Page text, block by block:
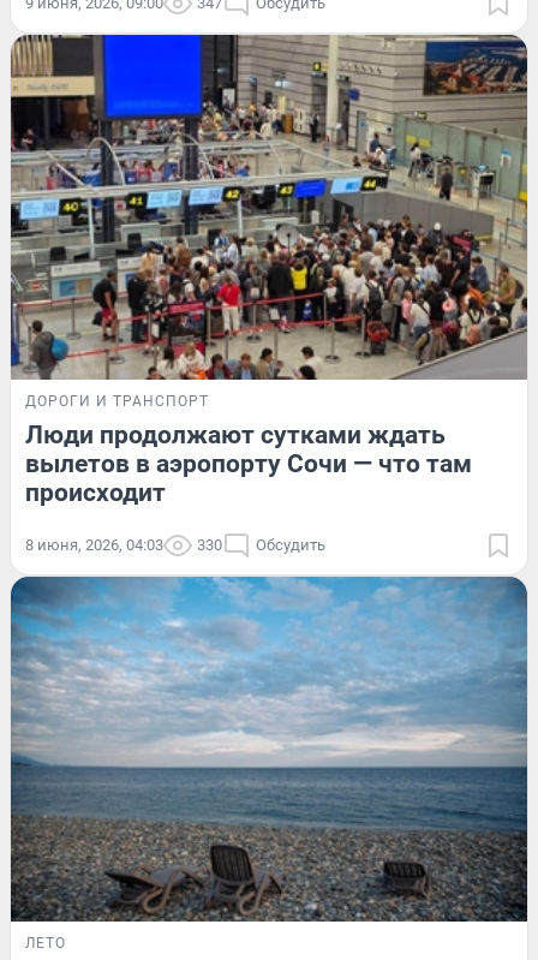
ДОРОГИ И ТРАНСПОРТ
Люди продолжают сутками ждать
вылетов в аэропорту Сочи — что там
происходит
8 июня, 2026, 04:03 330 Обсудить
ЛЕТО